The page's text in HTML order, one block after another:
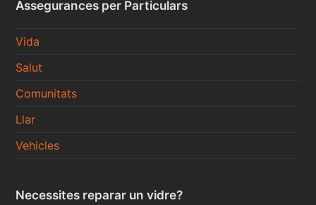
Assegurances per Particulars
Vida
Salut
Comunitats
Llar
Vehicles
Necessites reparar un vidre?